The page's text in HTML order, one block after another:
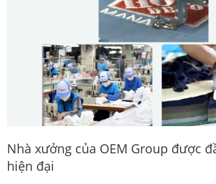
Nhà xưởng của OEM Group được
hiện đại